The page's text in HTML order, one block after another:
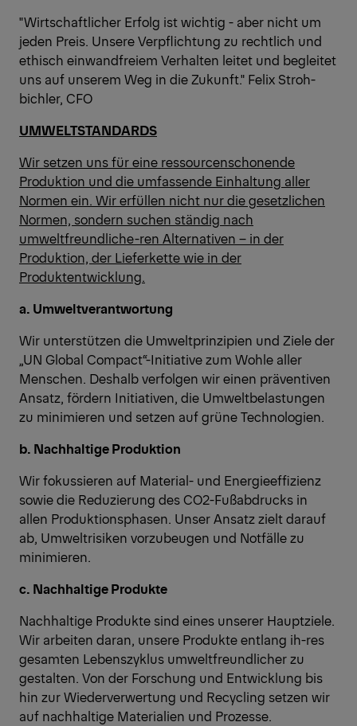
"Wirtschaftlicher Erfolg ist wichtig - aber nicht um
jeden Preis. Unsere Verpflichtung zu rechtlich und
ethisch einwandfreiem Verhalten leitet und begleitet
uns auf unserem Weg in die Zukunft." Felix Stroh-
bichler, CFO
UMWELTSTANDARDS
Wir setzen uns für eine ressourcenschonende
Produktion und die umfassende Einhaltung aller
Normen ein. Wir erfüllen nicht nur die gesetzlichen
Normen, sondern suchen ständig nach
umweltfreundliche-ren Alternativen – in der
Produktion, der Lieferkette wie in der
Produktentwicklung.
a. Umweltverantwortung
Wir unterstützen die Umweltprinzipien und Ziele der
„UN Global Compact“-Initiative zum Wohle aller
Menschen. Deshalb verfolgen wir einen präventiven
Ansatz, fördern Initiativen, die Umweltbelastungen
zu minimieren und setzen auf grüne Technologien.
b. Nachhaltige Produktion
Wir fokussieren auf Material- und Energieeffizienz
sowie die Reduzierung des CO2-Fußabdrucks in
allen Produktionsphasen. Unser Ansatz zielt darauf
ab, Umweltrisiken vorzubeugen und Notfälle zu
minimieren.
c. Nachhaltige Produkte
Nachhaltige Produkte sind eines unserer Hauptziele.
Wir arbeiten daran, unsere Produkte entlang ih-res
gesamten Lebenszyklus umweltfreundlicher zu
gestalten. Von der Forschung und Entwicklung bis
hin zur Wiederverwertung und Recycling setzen wir
auf nachhaltige Materialien und Prozesse.